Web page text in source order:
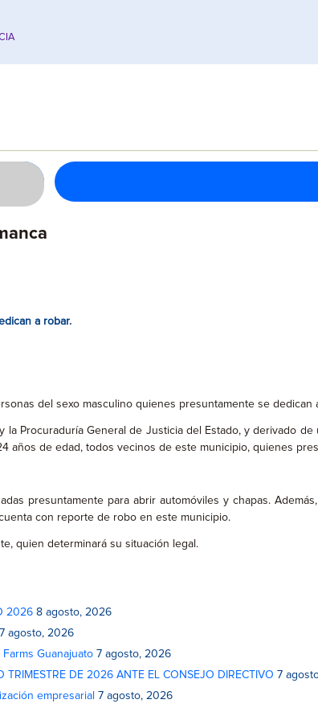
a robar.
del sexo masculino quienes presuntamente se dedican
Procuraduría General de Justicia del Estado, y derivado
años de edad, todos vecinos de este municipio, quienes
presuntamente para abrir automóviles y chapas.
con reporte de robo en este municipio.
quien determinará su situación legal.
2026 8 agosto, 2026
7 agosto, 2026
Guanajuato 7 agosto, 2026
TRIMESTRE DE 2026 ANTE EL CONSEJO DIRECTIVO 7
empresarial 7 agosto, 2026